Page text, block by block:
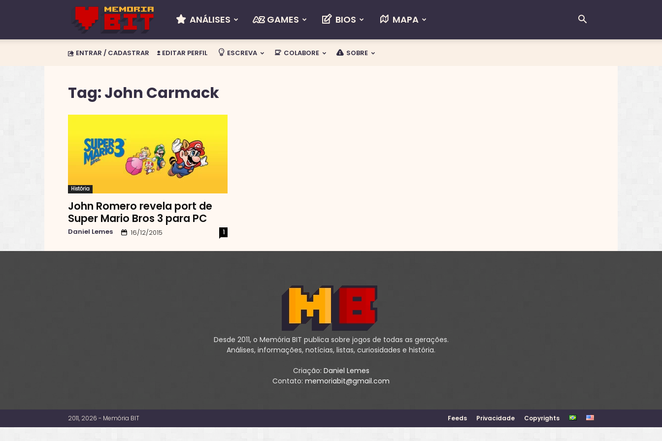
Memória
BIT
ANÁLISES GAMES BIOS MAPA
ENTRAR / CADASTRAR EDITAR PERFIL ESCREVA COLABORE SOBRE
Tag: John Carmack
História
John Romero revela port de
Super Mario Bros 3 para PC
Daniel Lemes 16/12/2015 1
Desde 2011, o Memória BIT publica sobre jogos de todas as gerações.
Análises, informações, notícias, listas, curiosidades e história.
Criação: Daniel Lemes
Contato: memoriabit@gmail.com
Feeds Privacidade Copyrights
2011, 2026 - Memória BIT